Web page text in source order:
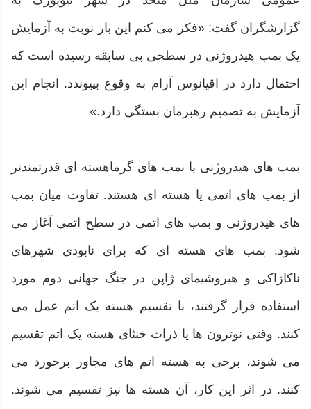
گزارشگران گفت: «فکر می کنم این بار نوبت به آزمایش
یک بمب هیدروژنی در سطحی بی سابقه رسیده است که
احتمال دارد در اقیانوس آرام به وقوع بپیوندد. انجام این
آزمایش به تصمیم رهبرمان بستگی دارد.»
بمب های هیدروژنی یا بمب های گرماهسته ای قدرتمندتر
از بمب های اتمی یا هسته ای هستند. تفاوت میان بمب
های هیدروژنی و بمب های اتمی در سطح اتمی آغاز می
شود. بمب های هسته ای که برای نابودی شهرهای
ناکازاکی و هیروشیمای ژاپن در جنگ جهانی دوم مورد
استفاده قرار گرفتند، با تقسیم هسته یک اتم عمل می
کنند. وقتی نوترون ها یا ذرات خنثای هسته یک اتم تقسیم
می شوند، برخی به هسته اتم های مجاور برخورد می
کنند. در اثر این کار، آن هسته ها نیز تقسیم می شوند.